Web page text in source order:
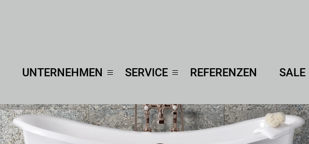
Navigation
UNTERNEHMEN SERVICE REFERENZEN SALE